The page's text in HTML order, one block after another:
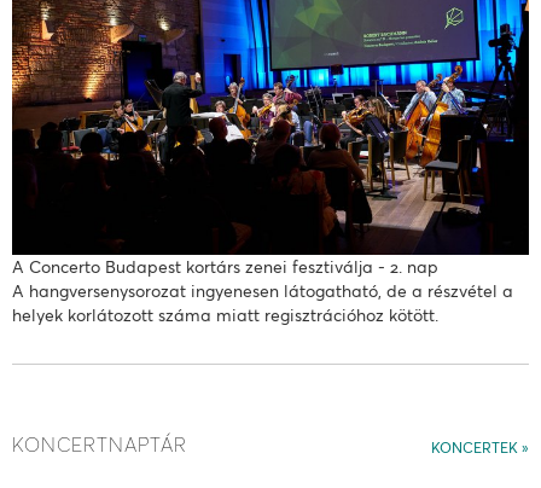
A Concerto Budapest kortárs zenei fesztiválja - 2. nap
A hangversenysorozat ingyenesen látogatható, de a részvétel a
helyek korlátozott száma miatt regisztrációhoz kötött.
KONCERTEK
KONCERTNAPTÁR